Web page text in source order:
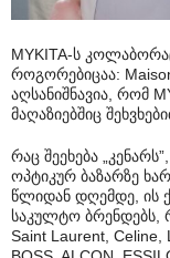
MYKITA-ს
როგორებიცაა:
აღსანიშნავია, რომ
მაღაზიებშიც
რაც შეეხება
ოპტიკურ ბაზარზე
წლიდან დღემდე, ის
საკულტო ბრენდებს,
Saint Laurent, Celine,